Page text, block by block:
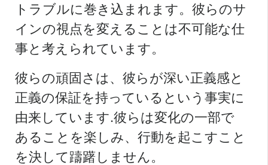
トラブルに巻き込まれます。彼らのサ
インの視点を変えることは不可能な仕
事と考えられています。
彼らの頑固さは、彼らが深い正義感と
正義の保証を持っているという事実に
由来しています.彼らは変化の一部で
あることを楽しみ、行動を起こすこと
を決して躊躇しません。